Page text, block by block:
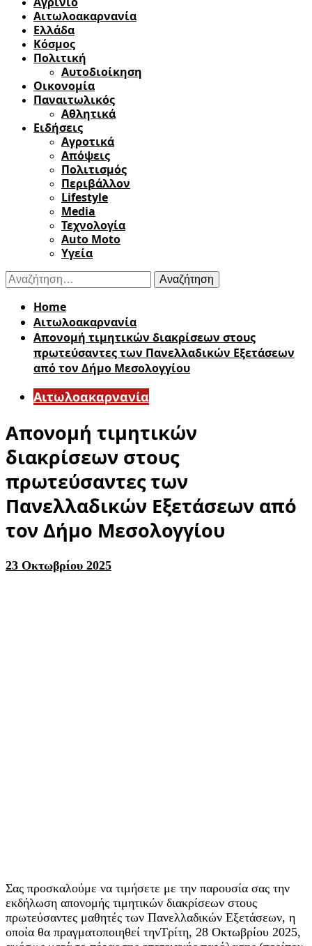
Αιτωλοακαρνανία
Ελλάδα
Κόσμος
Πολιτική
Αυτοδιοίκηση
Οικονομία
Παναιτωλικός
Αθλητικά
Ειδήσεις
Αγροτικά
Απόψεις
Πολιτισμός
Περιβάλλον
Lifestyle
Media
Τεχνολογία
Auto Moto
Υγεία
Αναζήτηση
για:
Home
Αιτωλοακαρνανία
Απονομή τιμητικών διακρίσεων στους
πρωτεύσαντες των Πανελλαδικών Εξετάσεων
από τον Δήμο Μεσολογγίου
Αιτωλοακαρνανία
Απονομή τιμητικών
διακρίσεων στους
πρωτεύσαντες των
Πανελλαδικών Εξετάσεων από
τον Δήμο Μεσολογγίου
23 Οκτωβρίου 2025
Σας προσκαλούμε να τιμήσετε με την παρουσία σας την
εκδήλωση απονομής τιμητικών διακρίσεων στους
πρωτεύσαντες μαθητές των Πανελλαδικών Εξετάσεων, η
οποία θα πραγματοποιηθεί τηνΤρίτη, 28 Οκτωβρίου 2025,